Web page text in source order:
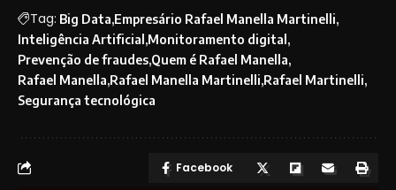
Tag: Big Data Empresário Rafael Manella Martinelli
Inteligência Artificial Monitoramento digital
Prevenção de fraudes Quem é Rafael Manella
Rafael Manella Rafael Manella Martinelli Rafael Martinelli
Segurança tecnológica
Facebook